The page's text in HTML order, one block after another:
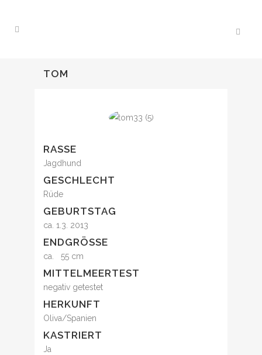
TOM
RASSE
Jagdhund
GESCHLECHT
Rüde
GEBURTSTAG
ca. 1.3. 2013
ENDGRÖSSE
ca. 55 cm
MITTELMEERTEST
negativ getestet
HERKUNFT
Oliva/Spanien
KASTRIERT
Ja